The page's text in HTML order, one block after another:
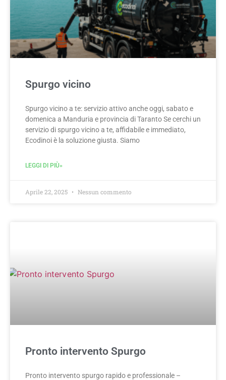
Spurgo vicino
Spurgo vicino a te: servizio attivo anche oggi, sabato e
domenica a Manduria e provincia di Taranto Se cerchi un
servizio di spurgo vicino a te, affidabile e immediato,
Ecodinoi è la soluzione giusta. Siamo
LEGGI DI PIÙ»
Aprile 22, 2025 Nessun commento
Pronto intervento Spurgo
Pronto intervento spurgo rapido e professionale –